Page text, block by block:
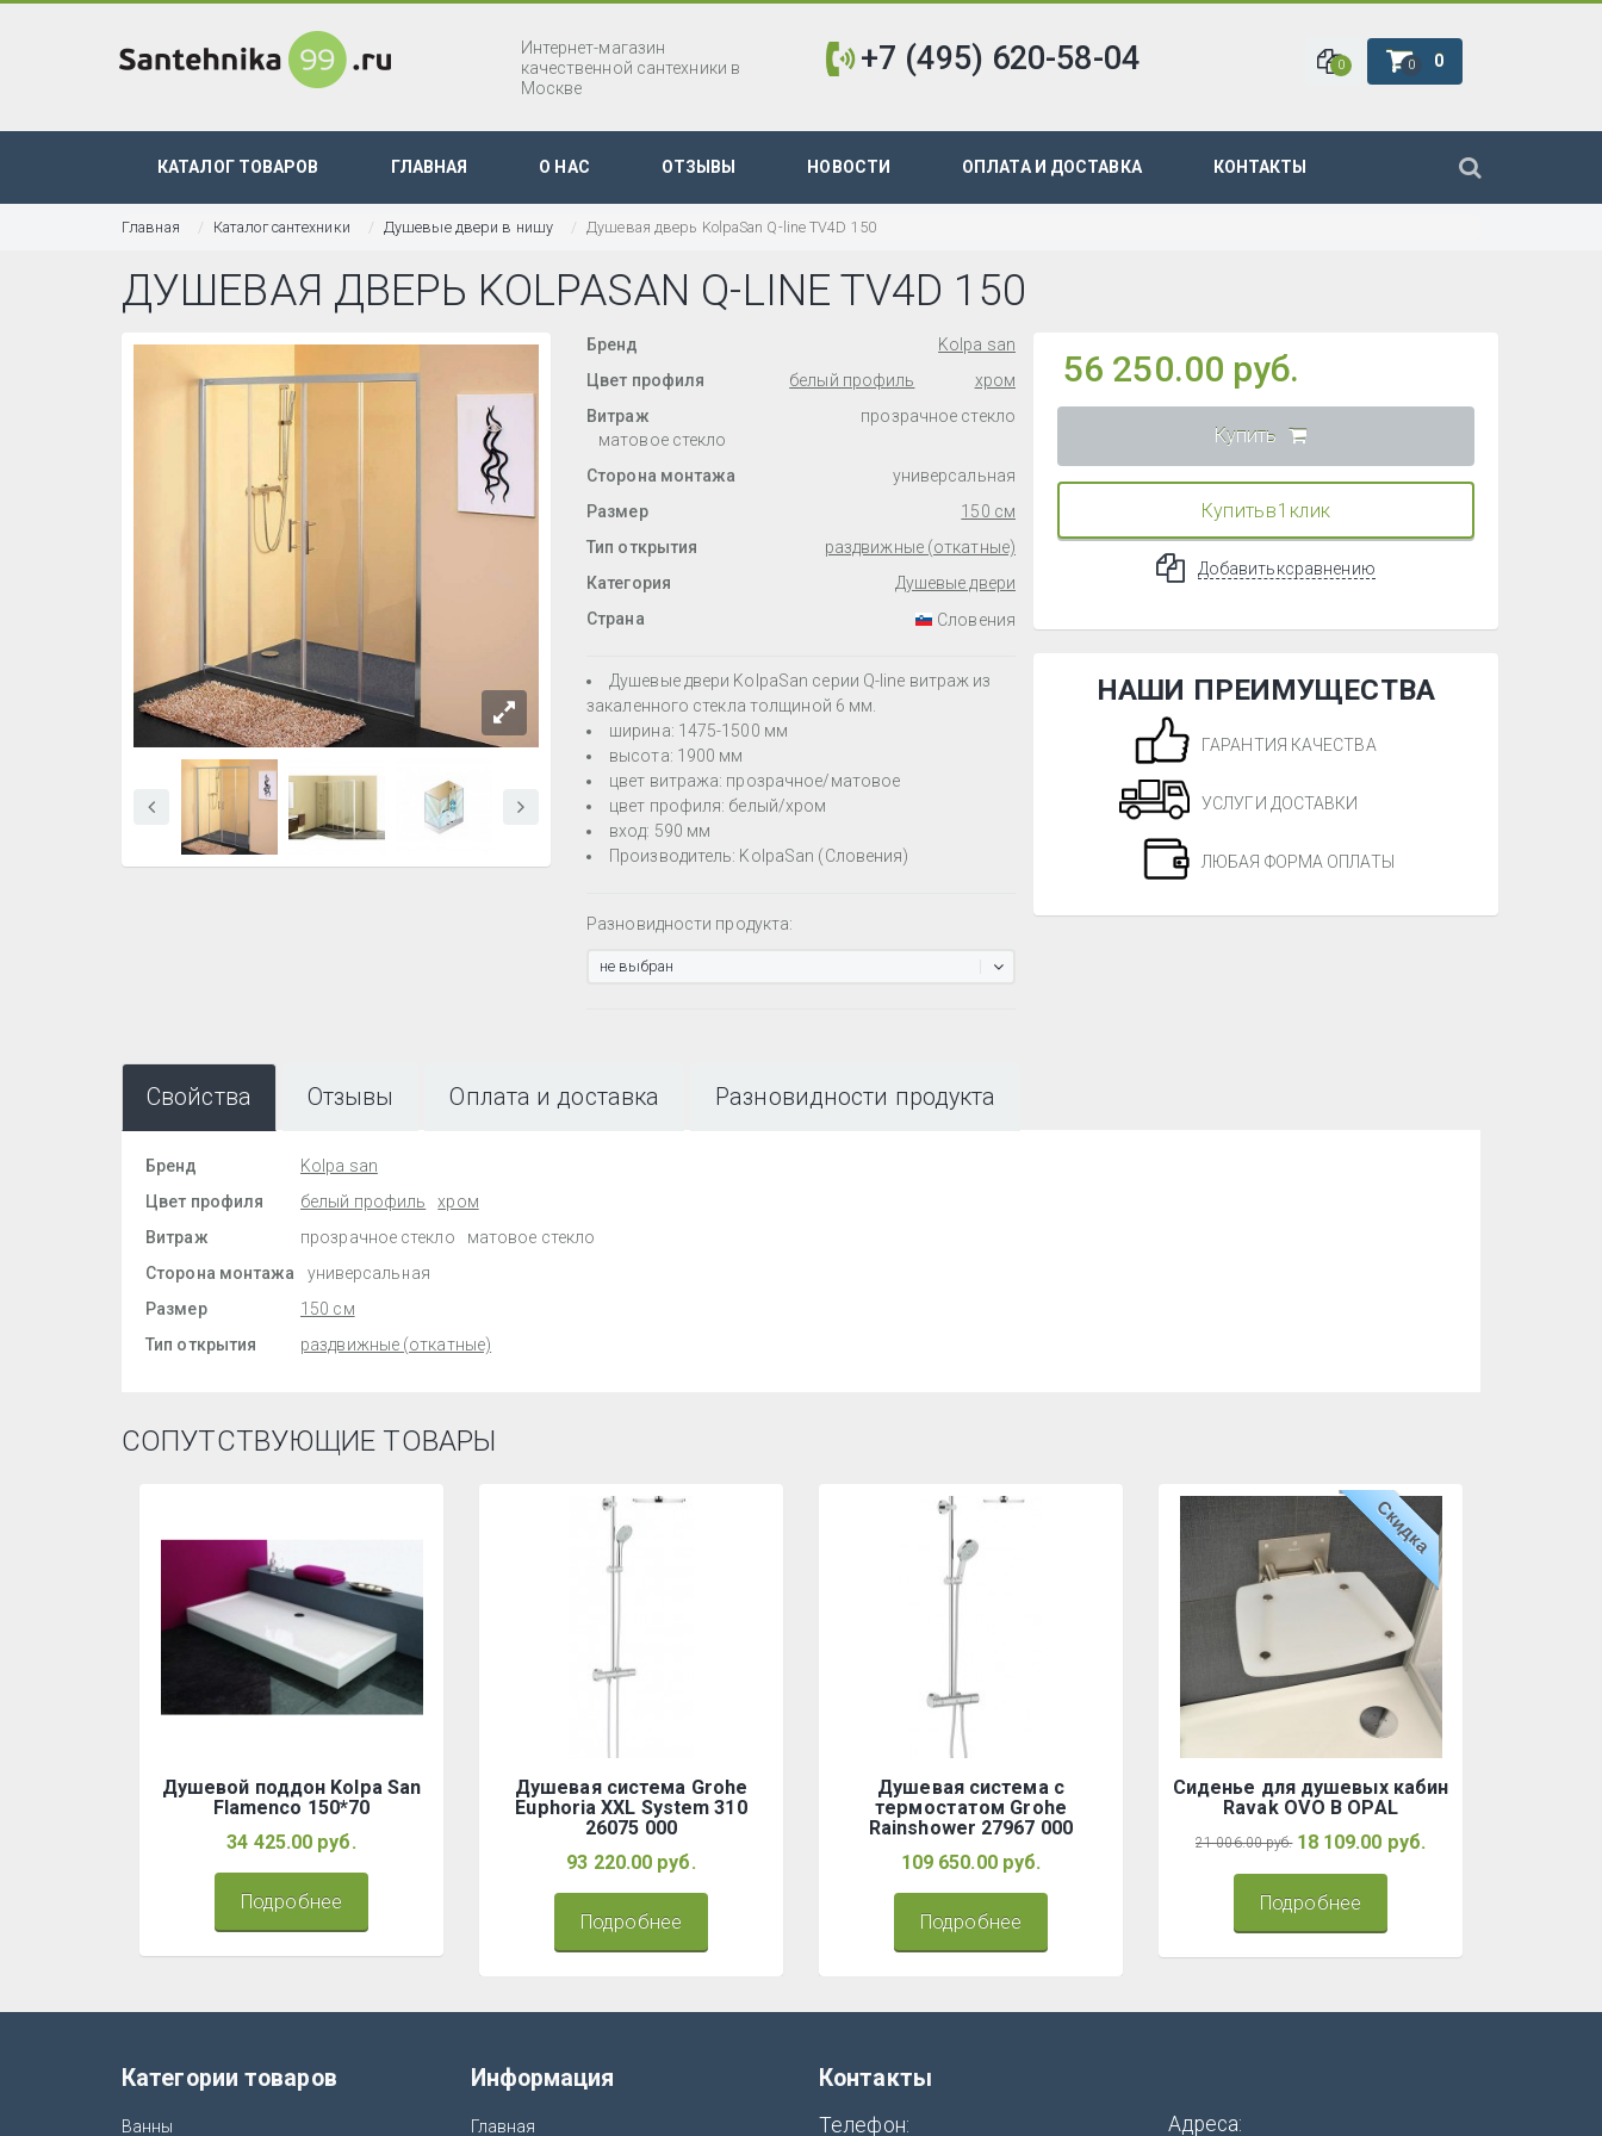
Интернет-магазин
качественной сантехники в
Москве
+7 (495) 620-58-04 0 0 0
КАТАЛОГ ТОВАРОВ ГЛАВНАЯ О НАС ОТЗЫВЫ НОВОСТИ ОПЛАТА И ДОСТАВКА КОНТАКТЫ
Главная Каталог сантехники Душевые двери в нишу Душевая дверь KolpaSan Q-line TV4D 150
ДУШЕВАЯ ДВЕРЬ KOLPASAN Q-LINE TV4D 150
Бренд
Kolpa san
Цвет профиля
белый профиль
хром
Витраж
прозрачное стекло
матовое стекло
Сторона монтажа
универсальная
Размер
150 см
Тип открытия
раздвижные (откатные)
Категория
Душевые двери
Страна
Словения
Душевые двери KolpaSan серии Q-line витраж из
закаленного стекла толщиной 6 мм.
ширина: 1475-1500 мм
высота: 1900 мм
цвет витража: прозрачное/матовое
цвет профиля: белый/хром
вход: 590 мм
Производитель: KolpaSan (Словения)
Разновидности продукта:
не выбран
56 250.00 руб.
Купить
Купить в 1 клик
Добавить к сравнению
НАШИ ПРЕИМУЩЕСТВА
ГАРАНТИЯ КАЧЕСТВА
УСЛУГИ ДОСТАВКИ
ЛЮБАЯ ФОРМА ОПЛАТЫ
Свойства Отзывы Оплата и доставка Разновидности продукта
Бренд
Kolpa san
Цвет профиля
белый профиль
хром
Витраж
прозрачное стекло
матовое стекло
Сторона монтажа
универсальная
Размер
150 см
Тип открытия
раздвижные (откатные)
СОПУТСТВУЮЩИЕ ТОВАРЫ
Душевой поддон Kolpa San
Flamenco 150*70
34 425.00 руб.
Подробнее
Душевая система Grohe
Euphoria XXL System 310
26075 000
93 220.00 руб.
Подробнее
Душевая система с
термостатом Grohe
Rainshower 27967 000
109 650.00 руб.
Подробнее
Скидка
Сиденье для душевых кабин
Ravak OVO B OPAL
21 006.00 руб. 18 109.00 руб.
Подробнее
Категории товаров
Ванны
Информация
Главная
Контакты
Телефон: Адреса: